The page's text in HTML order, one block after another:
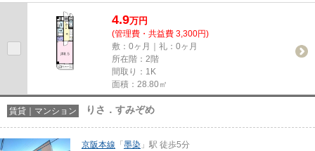
4.9万円
(管理費・共益費 3,300円)
敷：0ヶ月｜礼：0ヶ月
所在階：2階
間取り：1K
面積：28.80㎡
賃貸｜マンション りさ．すみぞめ
京阪本線 「 墨染 」駅 徒歩5分